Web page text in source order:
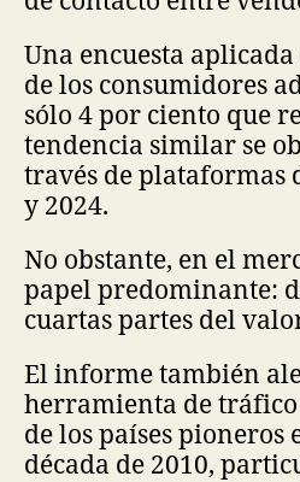
Una encuesta
de los consumidores
sólo 4 por ciento que
tendencia similar se
través de plataformas
y 2024.
No obstante, en el
papel predominante:
cuartas partes del
El informe también
herramienta de tráfico
de los países
década de 2010,